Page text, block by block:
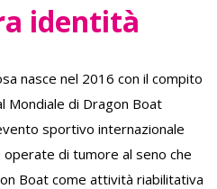
identità
nasce nel 2016 con il compito
Mondiale di Dragon Boat
sportivo internazionale
di tumore al seno che
Boat come attività riabilitativa